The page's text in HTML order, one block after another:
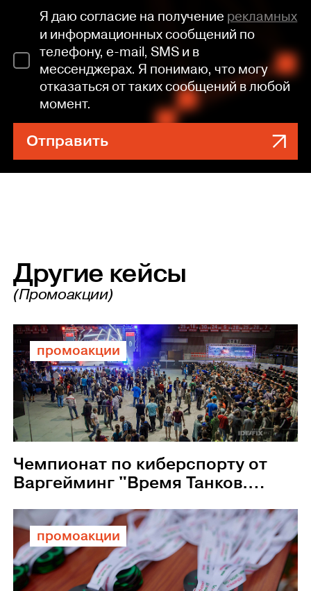
Я даю согласие на получение рекламных
и информационных сообщений по
телефону, e-mail, SMS и в
мессенджерах. Я понимаю, что могу
отказаться от таких сообщений в любой
момент.
Отправить
Другие кейсы
(Промоакции)
промоакции
Чемпионат по киберспорту от
Варгейминг "Время Танков.
промоакции